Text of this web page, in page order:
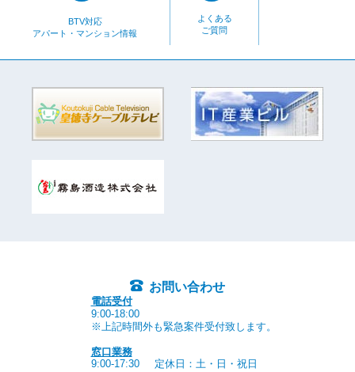
BTV対応
アパート・マンション情報
よくある
ご質問
お問い合わせ
電話受付
9:00-18:00
※上記時間外も緊急案件受付致します。
窓口業務
9:00-17:30
定休日：土・日・祝日